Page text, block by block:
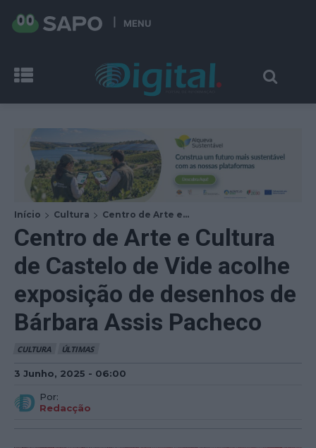
MENU
Início Cultura Centro de Arte e...
Centro de Arte e Cultura
de Castelo de Vide acolhe
exposição de desenhos de
Bárbara Assis Pacheco
CULTURA ÚLTIMAS
3 Junho, 2025 - 06:00
Por:
Redacção